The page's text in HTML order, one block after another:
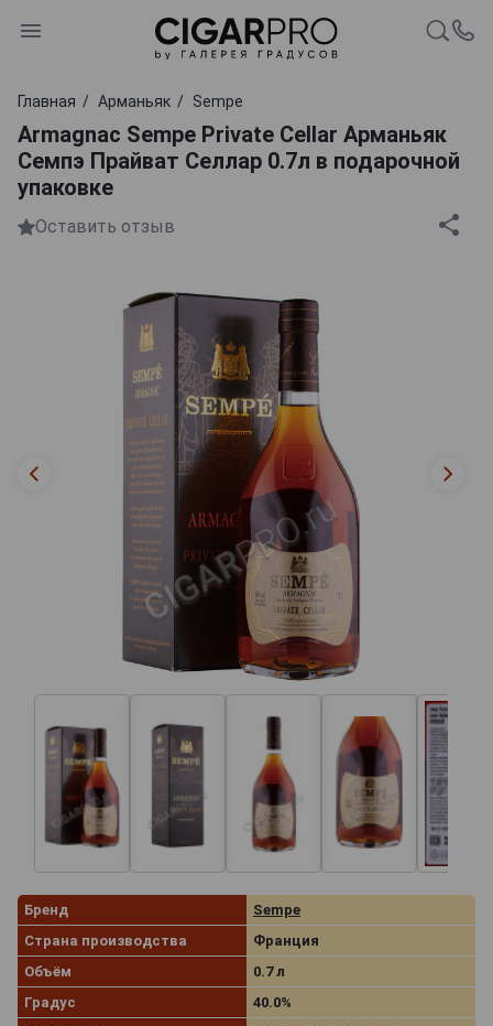
Главная Арманьяк Sempe
Armagnac Sempe Private Cellar Арманьяк
Семпэ Прайват Селлар 0.7л в подарочной
упаковке
Оставить отзыв
Бренд
Sempe
Страна производства
Франция
Объём
0.7 л
Градус
40.0%